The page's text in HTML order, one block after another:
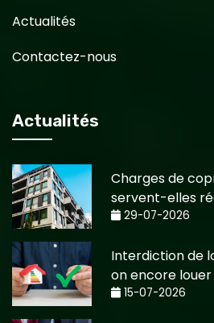
Actualités
Contactez-nous
Actualités
Charges de
servent-elles
29-07-2026
Interdiction de
on encore
15-07-2026